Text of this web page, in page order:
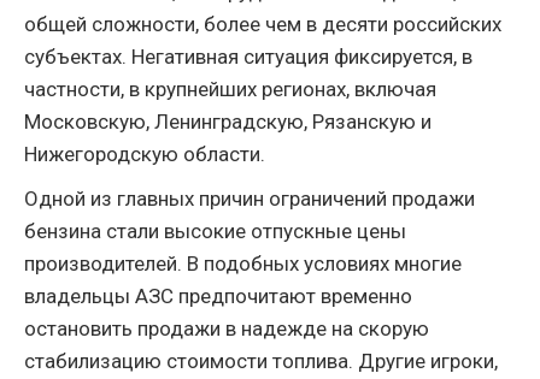
общей сложности, более чем в десяти российских
субъектах. Негативная ситуация фиксируется, в
частности, в крупнейших регионах, включая
Московскую, Ленинградскую, Рязанскую и
Нижегородскую области.
Одной из главных причин ограничений продажи
бензина стали высокие отпускные цены
производителей. В подобных условиях многие
владельцы АЗС предпочитают временно
остановить продажи в надежде на скорую
стабилизацию стоимости топлива. Другие игроки,